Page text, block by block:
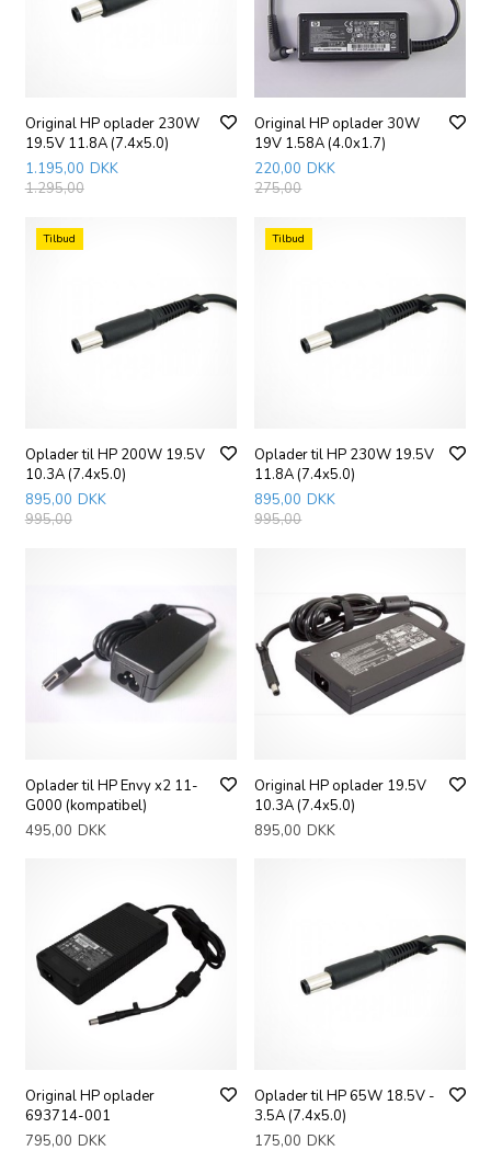
Original HP oplader 230W
19.5V 11.8A (7.4x5.0)
1.195,00 DKK
1.295,00
Original HP oplader 30W
19V 1.58A (4.0x1.7)
220,00 DKK
275,00
Tilbud
Oplader til HP 200W 19.5V
10.3A (7.4x5.0)
895,00 DKK
995,00
Tilbud
Oplader til HP 230W 19.5V
11.8A (7.4x5.0)
895,00 DKK
995,00
Oplader til HP Envy x2 11-
G000 (kompatibel)
495,00 DKK
Original HP oplader 19.5V
10.3A (7.4x5.0)
895,00 DKK
Original HP oplader
693714-001
795,00 DKK
Oplader til HP 65W 18.5V -
3.5A (7.4x5.0)
175,00 DKK